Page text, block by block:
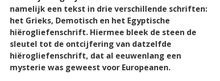
namelijk een tekst in drie verschillende schriften:
het Grieks, Demotisch en het Egyptische
hiërogliefenschrift. Hiermee bleek de steen de
sleutel tot de ontcijfering van datzelfde
hiërogliefenschrift, dat al eeuwenlang een
mysterie was geweest voor Europeanen.